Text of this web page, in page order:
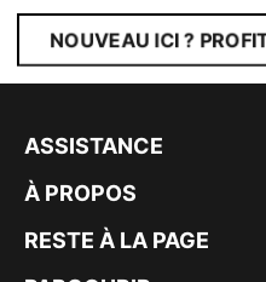
NOUVEAU ICI ?
ASSISTANCE
À PROPOS
RESTE À LA PAGE